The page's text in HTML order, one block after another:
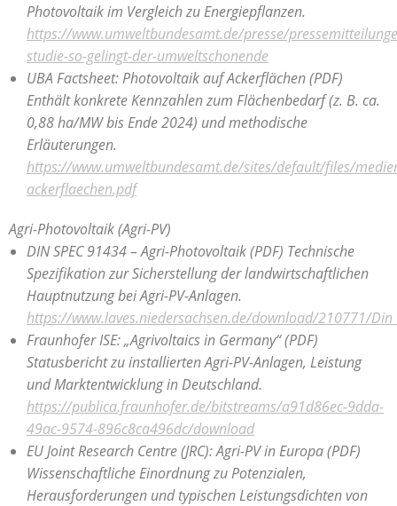
Photovoltaik im Vergleich zu Energiepflanzen.
https://www.umweltbundesamt.de/presse/
studie-so-gelingt-der-umweltschonende
UBA Factsheet: Photovoltaik auf Ackerflächen (PDF)
Enthält konkrete Kennzahlen zum Flächenbedarf (z. B. ca.
0,88 ha/MW bis Ende 2024) und methodische
Erläuterungen.
https://www.umweltbundesamt.de/sites/default/files/
ackerflaechen.pdf
Agri-Photovoltaik (Agri-PV)
DIN SPEC 91434 – Agri-Photovoltaik (PDF) Technische
Spezifikation zur Sicherstellung der landwirtschaftlichen
Hauptnutzung bei Agri-PV-Anlagen.
https://www.laves.niedersachsen.de/download/210771/
Fraunhofer ISE: „Agrivoltaics in Germany“ (PDF)
Statusbericht zu installierten Agri-PV-Anlagen, Leistung
und Marktentwicklung in Deutschland.
https://publica.fraunhofer.de/bitstreams/a91d86ec-9dda-
49ac-9574-896c8ca496dc/download
EU Joint Research Centre (JRC): Agri-PV in Europa (PDF)
Wissenschaftliche Einordnung zu Potenzialen,
Herausforderungen und typischen Leistungsdichten von